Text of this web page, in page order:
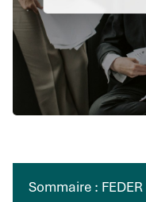
Sommaire :